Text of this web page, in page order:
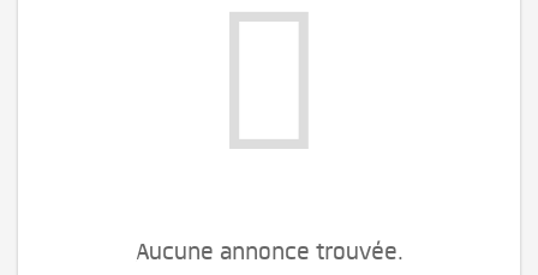
Aucune annonce trouvée.